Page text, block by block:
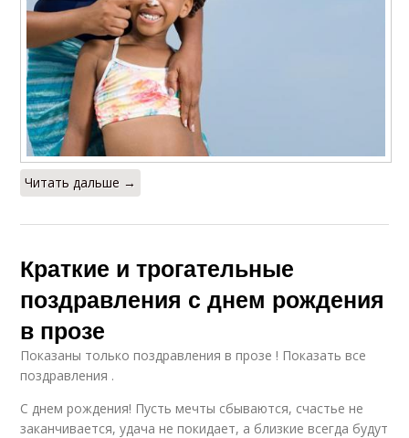
Читать дальше →
Краткие и трогательные
поздравления с днем рождения
в прозе
Показаны только поздравления в прозе ! Показать все
поздравления .
С днем рождения! Пусть мечты сбываются, счастье не
заканчивается, удача не покидает, а близкие всегда будут